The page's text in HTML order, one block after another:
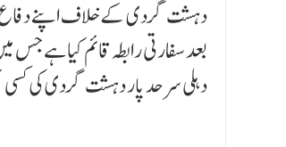
دہلی سرحد پار دہشت گردی کی